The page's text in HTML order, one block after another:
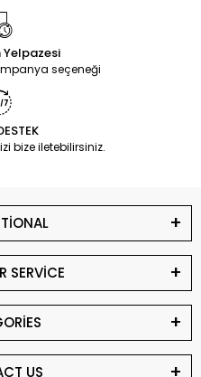
Yelpazesi
seçeneği
bize iletebilirsiniz.
SERVİCE
US